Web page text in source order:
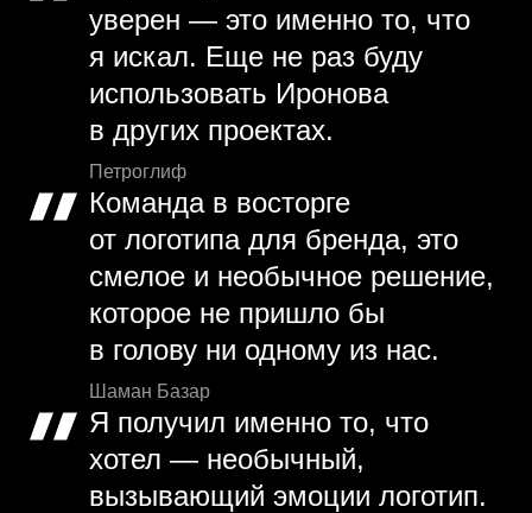
уверен — это именно то, что
я искал. Еще не раз буду
использовать Иронова
в других проектах.
Петроглиф
Команда в восторге
от логотипа для бренда, это
смелое и необычное решение,
которое не пришло бы
в голову ни одному из нас.
Шаман Базар
Я получил именно то, что
хотел — необычный,
вызывающий эмоции логотип.